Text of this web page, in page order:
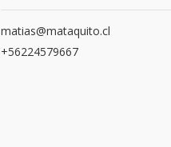
matias@mataquito.cl
+56224579667